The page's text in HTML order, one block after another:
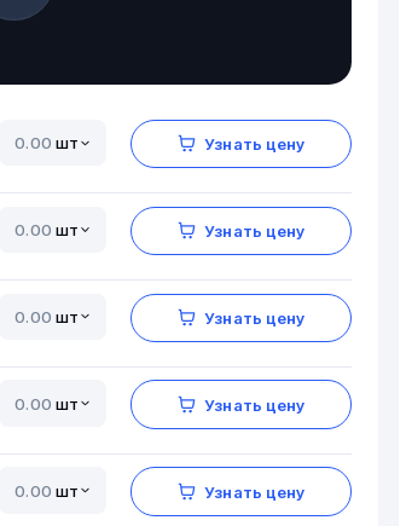
шт Узнать цену
шт Узнать цену
шт Узнать цену
шт Узнать цену
шт Узнать цену